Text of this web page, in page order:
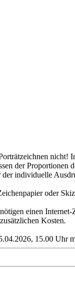
der
individuelle
oder
einen
Kosten.
15.00